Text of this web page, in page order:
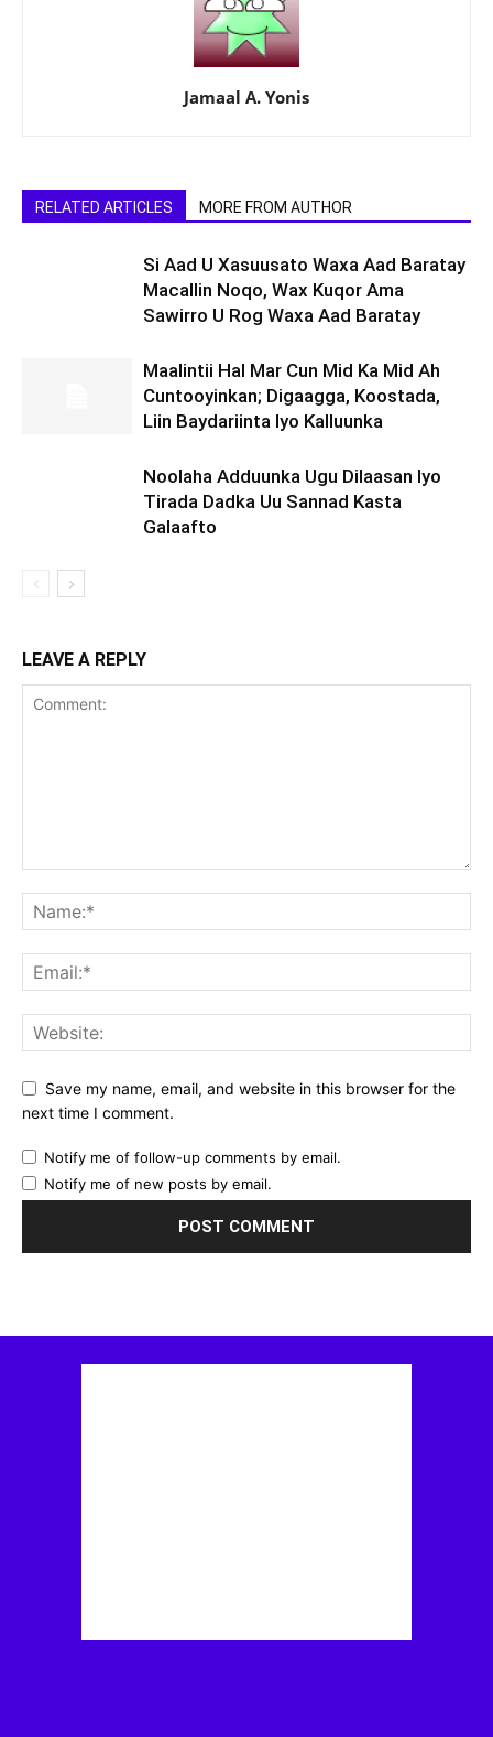
Jamaal A. Yonis
RELATED ARTICLES MORE FROM AUTHOR
Si Aad U Xasuusato Waxa Aad Baratay
Macallin Noqo, Wax Kuqor Ama
Sawirro U Rog Waxa Aad Baratay
Maalintii Hal Mar Cun Mid Ka Mid Ah
Cuntooyinkan; Digaagga, Koostada,
Liin Baydariinta Iyo Kalluunka
Noolaha Adduunka Ugu Dilaasan Iyo
Tirada Dadka Uu Sannad Kasta
Galaafto
LEAVE A REPLY
Save my name, email, and website in this browser for the
next time I comment.
Notify me of follow-up comments by email.
Notify me of new posts by email.